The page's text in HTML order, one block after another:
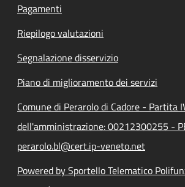
Pagamenti
Riepilogo valutazioni
Segnalazione disservizio
Piano di miglioramento dei servizi
Comune di Perarolo di Cadore - Partita
dell'amministrazione: 00212300255 -
perarolo.bl@cert.ip-veneto.net
Powered by Sportello Telematico